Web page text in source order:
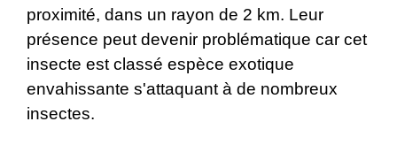
proximité, dans un rayon de 2 km. Leur
présence peut devenir problématique car cet
insecte est classé espèce exotique
envahissante s'attaquant à de nombreux
insectes.